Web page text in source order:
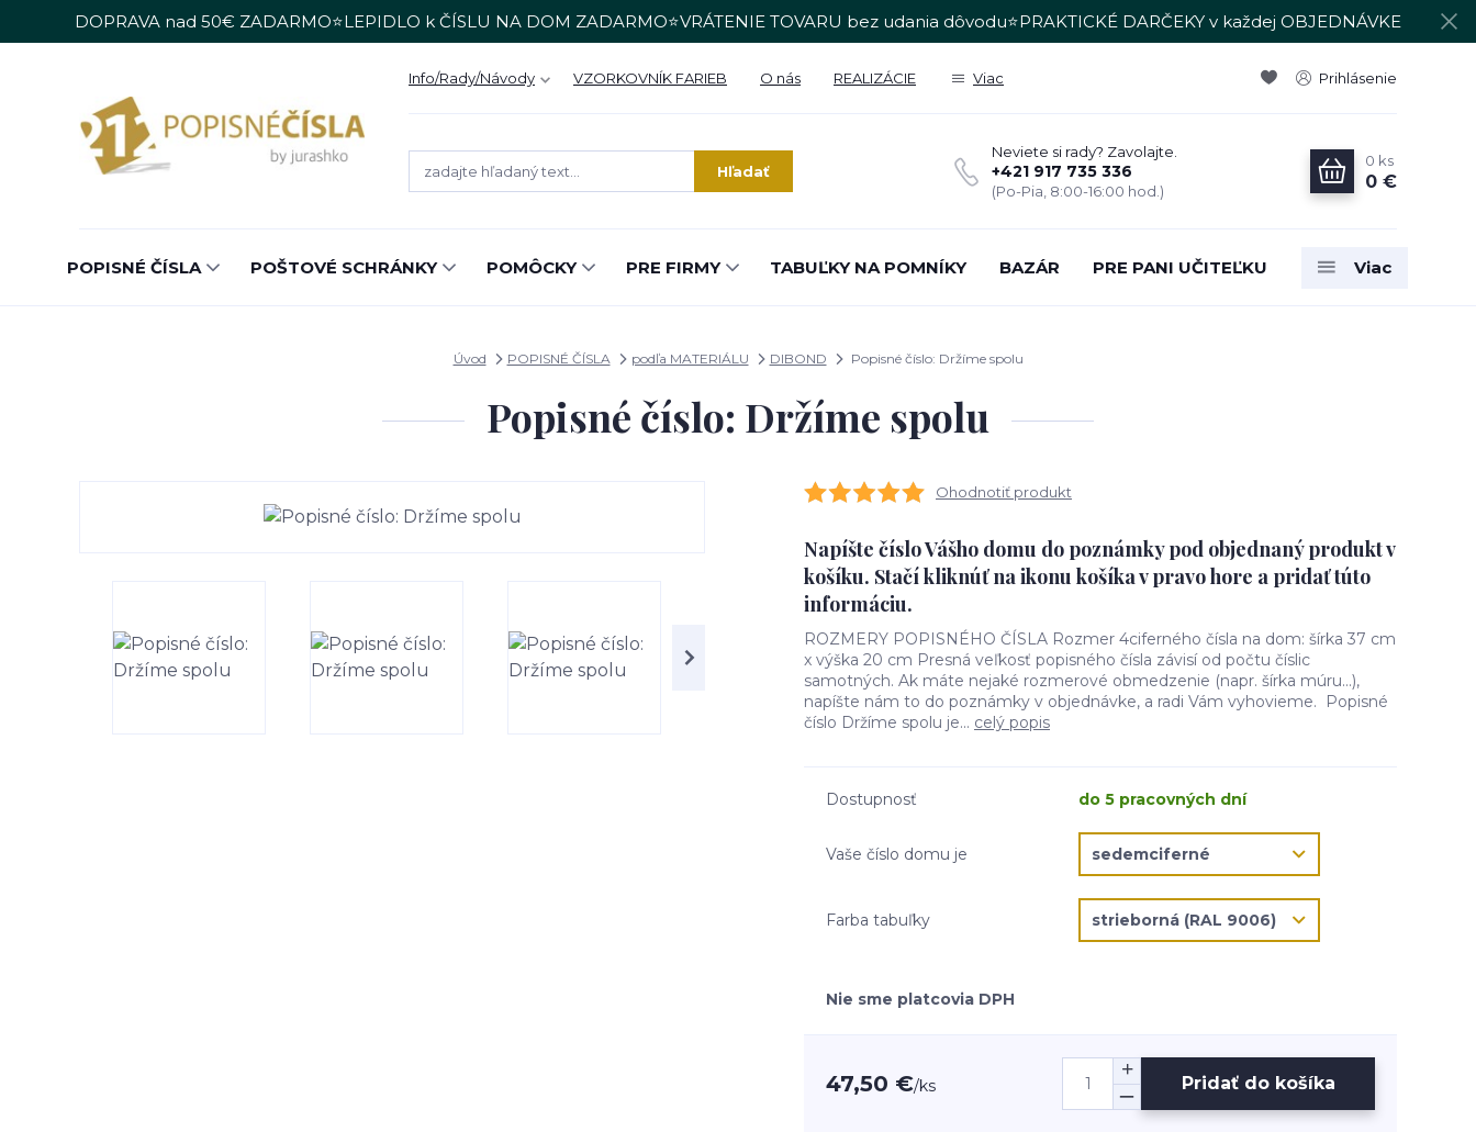
DOPRAVA nad 50€ ZADARMO⭐LEPIDLO k ČÍSLU NA DOM ZADARMO⭐VRÁTENIE TOVARU bez udania dôvodu⭐PRAKTICKÉ DARČEKY v každej OBJEDNÁVKE
Info/Rady/Návody VZORKOVNÍK FARIEB O nás REALIZÁCIE Viac Prihlásenie
Hľadať
Neviete si rady? Zavolajte.
+421 917 735 336
(Po-Pia, 8:00-16:00 hod.)
0 ks
0 €
POPISNÉ ČÍSLA POŠTOVÉ SCHRÁNKY POMÔCKY PRE FIRMY TABUĽKY NA POMNÍKY BAZÁR PRE PANI UČITEĽKU Viac
Úvod POPISNÉ ČÍSLA podľa MATERIÁLU DIBOND Popisné číslo: Držíme spolu
Popisné číslo: Držíme spolu
Ohodnotiť produkt
Napíšte číslo Vášho domu do poznámky pod objednaný produkt v
košíku. Stačí kliknúť na ikonu košíka v pravo hore a pridať túto
informáciu.
ROZMERY POPISNÉHO ČÍSLA Rozmer 4ciferného čísla na dom: šírka 37 cm
x výška 20 cm Presná veľkosť popisného čísla závisí od počtu číslic
samotných. Ak máte nejaké rozmerové obmedzenie (napr. šírka múru...),
napíšte nám to do poznámky v objednávke, a radi Vám vyhovieme. Popisné
číslo Držíme spolu je... celý popis
Dostupnosť do 5 pracovných dní
Vaše číslo domu je
Farba tabuľky
Nie sme platcovia DPH
47,50 €/ks Pridať do košíka